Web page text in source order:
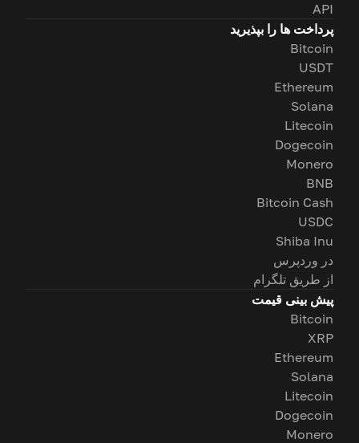
API
پرداخت ها را بپذیرید
Bitcoin
USDT
Ethereum
Solana
Litecoin
Dogecoin
Monero
BNB
Bitcoin Cash
USDC
Shiba Inu
در وردپرس
از طریق تلگرام
پیش بینی قیمت
Bitcoin
XRP
Ethereum
Solana
Litecoin
Dogecoin
Monero